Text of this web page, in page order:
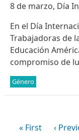
8 de marzo, Día
En el Día
Trabajadoras de
Educación
compromiso de
Género
Primera página
« First ‹